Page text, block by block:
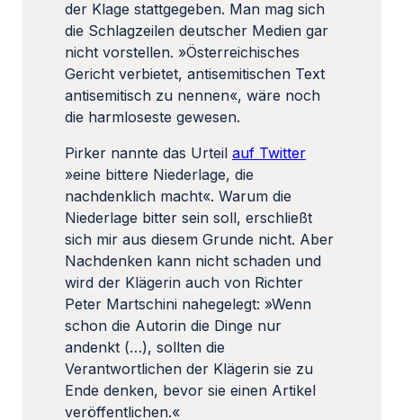
der Klage stattgegeben. Man mag sich
die Schlagzeilen deutscher Medien gar
nicht vorstellen. »Österreichisches
Gericht verbietet, antisemitischen Text
antisemitisch zu nennen«, wäre noch
die harmloseste gewesen.
Pirker nannte das Urteil auf Twitter
»eine bittere Niederlage, die
nachdenklich macht«. Warum die
Niederlage bitter sein soll, erschließt
sich mir aus diesem Grunde nicht. Aber
Nachdenken kann nicht schaden und
wird der Klägerin auch von Richter
Peter Martschini nahegelegt: »Wenn
schon die Autorin die Dinge nur
andenkt (…), sollten die
Verantwortlichen der Klägerin sie zu
Ende denken, bevor sie einen Artikel
veröffentlichen.«